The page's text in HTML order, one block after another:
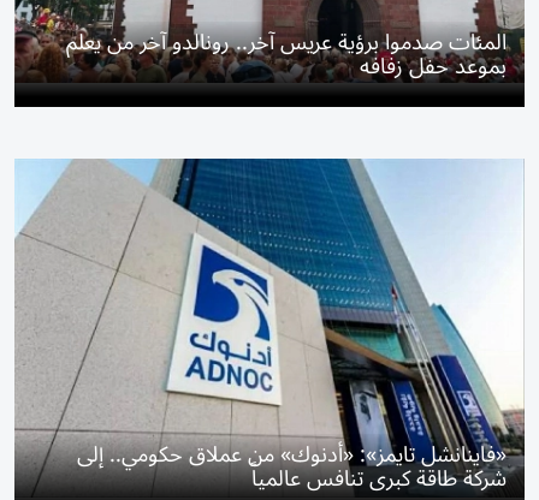
المئات صدموا برؤية عريس آخر.. رونالدو آخر من يعلم
بموعد حفل زفافه
«فاينانشل تايمز»: «أدنوك» من عملاق حكومي.. إلى
شركة طاقة كبرى تنافس عالمياً